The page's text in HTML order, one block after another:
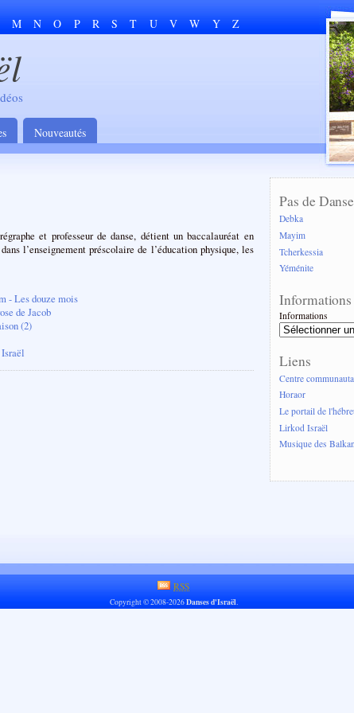
M N O P R S T U V W Y Z
Nouveautés
et professeur de danse, détient un baccalauréat en
l’enseignement préscolaire de l’éducation physique, les
- Les douze mois
de Jacob
(2)
Pas de
Debka
Mayim
Tcherkessia
Yéménite
Informations
Informations
Liens
Centre
Horaor
Le portail de
Lirkod Israël
Musique des
RSS
Copyright © 2008-2026Danses d'Israël.